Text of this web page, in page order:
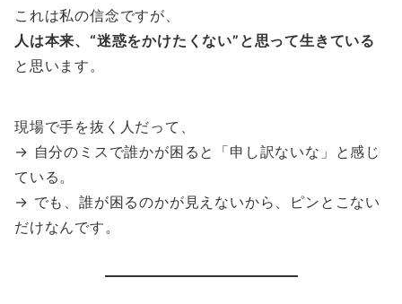
これは私の信念ですが、
人は本来、“迷惑をかけたくない”と思って生きている
と思います。
現場で手を抜く人だって、
→ 自分のミスで誰かが困ると「申し訳ないな」と感じ
ている。
→ でも、誰が困るのかが見えないから、ピンとこない
だけなんです。